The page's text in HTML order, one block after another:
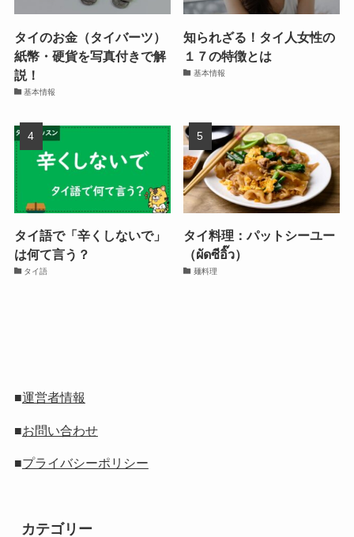
タイのお金（タイバーツ）
紙幣・硬貨を写真付きで解
説！
基本情報
知られざる！タイ人女性の
１７の特徴とは
基本情報
タイ語で「辛くしないで」
は何て言う？
タイ語
タイ料理：パットシーユー
（ผัดซีอิ๊ว）
麺料理
■運営者情報
■お問い合わせ
■プライバシーポリシー
カテゴリー